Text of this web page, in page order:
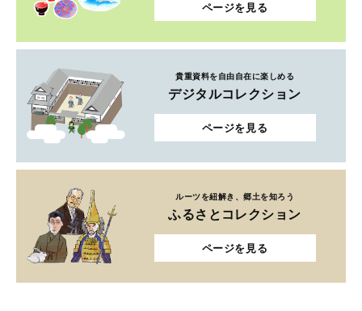
ページを見る
貴重資料を自由自在に楽しめる
デジタルコレクション
ページを見る
ルーツを紐解き、郷土を知ろう
ふるさとコレクション
ページを見る